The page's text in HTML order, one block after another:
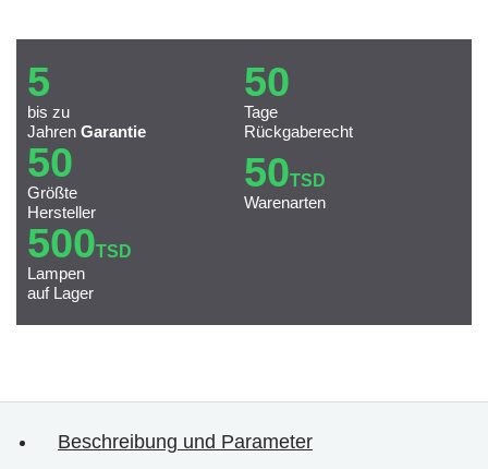
5
bis zu
Jahren Garantie
50
Tage
Rückgaberecht
50
Größte
Hersteller
50TSD
Warenarten
500TSD
Lampen
auf Lager
Beschreibung und Parameter